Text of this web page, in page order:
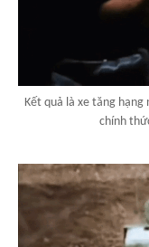
Kết quả là xe tăng
chính